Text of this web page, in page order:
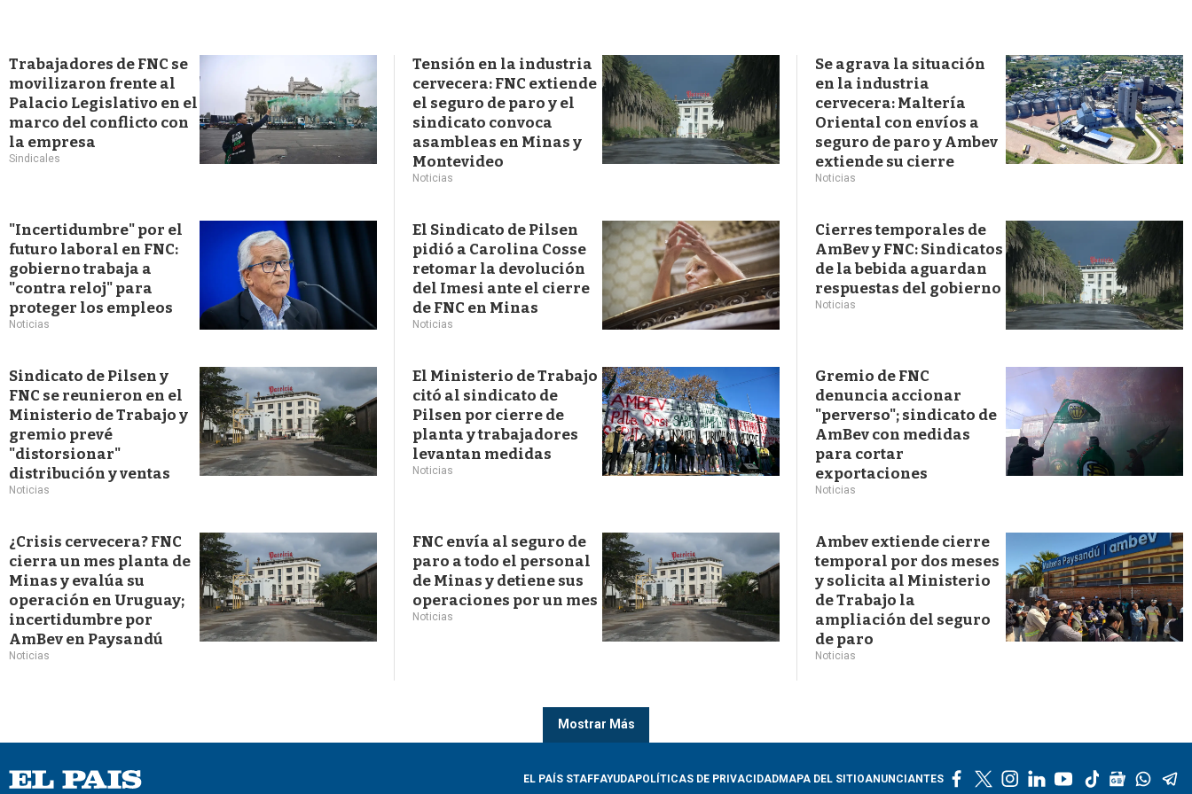
e
d
a
Trabajadores de FNC se
movilizaron frente al
Palacio Legislativo en el
marco del conflicto con
la empresa
Sindicales
Tensión en la industria
cervecera: FNC extiende
el seguro de paro y el
sindicato convoca
asambleas en Minas y
Montevideo
Noticias
Se agrava la situación
en la industria
cervecera: Maltería
Oriental con envíos a
seguro de paro y Ambev
extiende su cierre
Noticias
"Incertidumbre" por el
futuro laboral en FNC:
gobierno trabaja a
"contra reloj" para
proteger los empleos
Noticias
El Sindicato de Pilsen
pidió a Carolina Cosse
retomar la devolución
del Imesi ante el cierre
de FNC en Minas
Noticias
Cierres temporales de
AmBev y FNC: Sindicatos
de la bebida aguardan
respuestas del gobierno
Noticias
Sindicato de Pilsen y
FNC se reunieron en el
Ministerio de Trabajo y
gremio prevé
"distorsionar"
distribución y ventas
Noticias
El Ministerio de Trabajo
citó al sindicato de
Pilsen por cierre de
planta y trabajadores
levantan medidas
Noticias
Gremio de FNC
denuncia accionar
"perverso"; sindicato de
AmBev con medidas
para cortar
exportaciones
Noticias
¿Crisis cervecera? FNC
cierra un mes planta de
Minas y evalúa su
operación en Uruguay;
incertidumbre por
AmBev en Paysandú
Noticias
FNC envía al seguro de
paro a todo el personal
de Minas y detiene sus
operaciones por un mes
Noticias
Ambev extiende cierre
temporal por dos meses
y solicita al Ministerio
de Trabajo la
ampliación del seguro
de paro
Noticias
Mostrar Más
EL PAÍS STAFFAYUDAPOLÍTICAS DE PRIVACIDADMAPA DEL SITIOANUNCIANTES
l
y
t
g
w